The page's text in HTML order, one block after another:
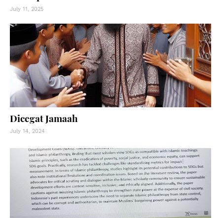
July 11, 2025
Dicegat Jamaah
July 14, 2024